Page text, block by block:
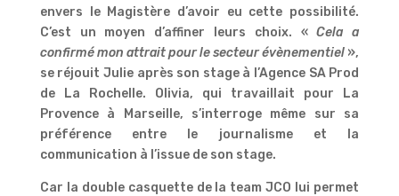
envers le Magistère d’avoir eu cette possibilité.
C’est un moyen d’affiner leurs choix. «Cela a
confirmé mon attrait pour le secteur évènementiel »,
se réjouit Julie après son stage à l’Agence SA Prod
de La Rochelle. Olivia, qui travaillait pour La
Provence à Marseille, s’interroge même sur sa
préférence entre le journalisme et la
communication à l’issue de son stage.
Car la double casquette de la team JCO lui permet